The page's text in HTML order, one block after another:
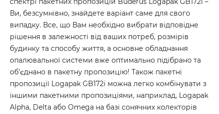
Ви, безсумнівно, знайдете варіант саме для свого
випадку. Все, що Вам необхідно вибрати відповідне
рішення в залежності від ваших потреб, розмірів
будинку та способу життя, а основне обладнання
опалювальної системи вже оптимально підібрано та
об’єднано в пакетну пропозицію! Також пакетні
пропозиції Logapak GB172i можна легко комбінувати з
іншими пакетними пропозиціями, наприклад, Logapak
Alpha, Delta або Omega на базі сонячних колекторів